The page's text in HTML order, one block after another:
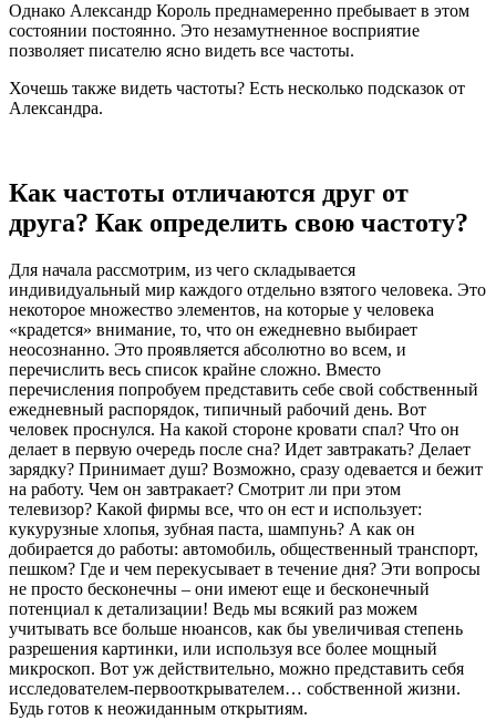
Однако Александр Король преднамеренно пребывает в этом
состоянии постоянно. Это незамутненное восприятие
позволяет писателю ясно видеть все частоты.
Хочешь также видеть частоты? Есть несколько подсказок от
Александра.
Как частоты отличаются друг от
друга? Как определить свою частоту?
Для начала рассмотрим, из чего складывается
индивидуальный мир каждого отдельно взятого человека. Это
некоторое множество элементов, на которые у человека
«крадется» внимание, то, что он ежедневно выбирает
неосознанно. Это проявляется абсолютно во всем, и
перечислить весь список крайне сложно. Вместо
перечисления попробуем представить себе свой собственный
ежедневный распорядок, типичный рабочий день. Вот
человек проснулся. На какой стороне кровати спал? Что он
делает в первую очередь после сна? Идет завтракать? Делает
зарядку? Принимает душ? Возможно, сразу одевается и бежит
на работу. Чем он завтракает? Смотрит ли при этом
телевизор? Какой фирмы все, что он ест и использует:
кукурузные хлопья, зубная паста, шампунь? А как он
добирается до работы: автомобиль, общественный транспорт,
пешком? Где и чем перекусывает в течение дня? Эти вопросы
не просто бесконечны – они имеют еще и бесконечный
потенциал к детализации! Ведь мы всякий раз можем
учитывать все больше нюансов, как бы увеличивая степень
разрешения картинки, или используя все более мощный
микроскоп. Вот уж действительно, можно представить себя
исследователем-первооткрывателем… собственной жизни.
Будь готов к неожиданным открытиям.